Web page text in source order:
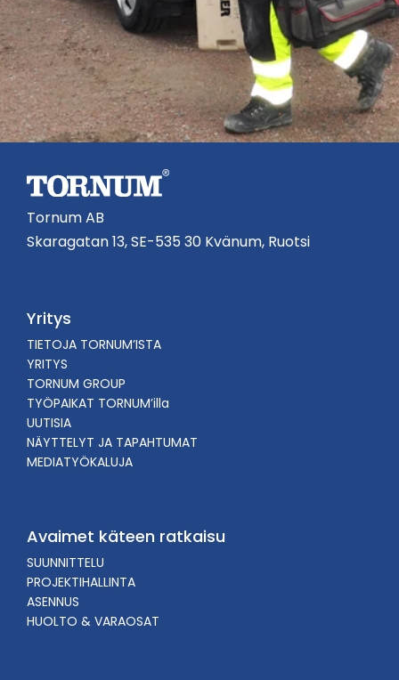
Tornum AB
Skaragatan 13, SE-535 30 Kvänum, Ruotsi
Yritys
TIETOJA TORNUM’ISTA
YRITYS
TORNUM GROUP
TYÖPAIKAT TORNUM’illa
UUTISIA
NÄYTTELYT JA TAPAHTUMAT
MEDIATYÖKALUJA
Avaimet käteen ratkaisu
SUUNNITTELU
PROJEKTIHALLINTA
ASENNUS
HUOLTO & VARAOSAT